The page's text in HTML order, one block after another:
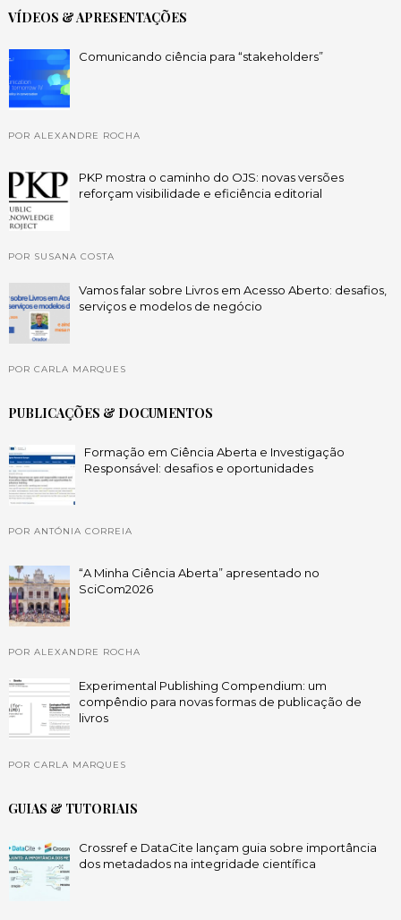
VÍDEOS & APRESENTAÇÕES
Comunicando ciência para “stakeholders”
POR ALEXANDRE ROCHA
PKP mostra o caminho do OJS: novas versões
reforçam visibilidade e eficiência editorial
POR SUSANA COSTA
Vamos falar sobre Livros em Acesso Aberto: desafios,
serviços e modelos de negócio
POR CARLA MARQUES
PUBLICAÇÕES & DOCUMENTOS
Formação em Ciência Aberta e Investigação
Responsável: desafios e oportunidades
POR ANTÓNIA CORREIA
“A Minha Ciência Aberta” apresentado no
SciCom2026
POR ALEXANDRE ROCHA
Experimental Publishing Compendium: um
compêndio para novas formas de publicação de
livros
POR CARLA MARQUES
GUIAS & TUTORIAIS
Crossref e DataCite lançam guia sobre importância
dos metadados na integridade científica